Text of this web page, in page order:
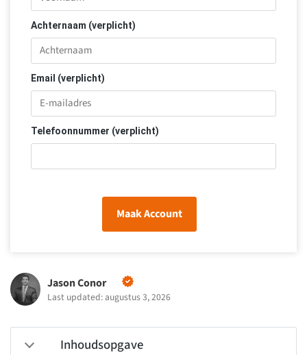
Achternaam (verplicht)
Email (verplicht)
Telefoonnummer (verplicht)
Maak Account
Jason Conor
Last updated: augustus 3, 2026
Inhoudsopgave